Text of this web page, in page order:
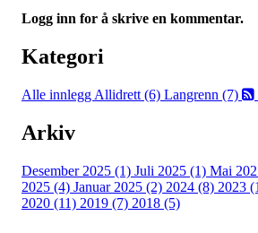
Logg inn for å skrive en kommentar.
Kategori
Alle innlegg Allidrett (6) Langrenn (7)
Arkiv
Desember 2025 (1) Juli 2025 (1) Mai
2025 (4) Januar 2025 (2) 2024 (8) 2023
2020 (11) 2019 (7) 2018 (5)